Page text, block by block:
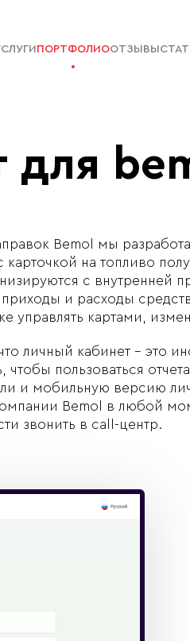
ПОРТФОЛИООТЗЫВЫ
для
Bemol мы
карточкой на топливо
с внутренней
приходы и расходы
управлять картами,
личный кабинет – это
чтобы пользоваться
и мобильную версию
Bemol в любой
звонить в call-центр.